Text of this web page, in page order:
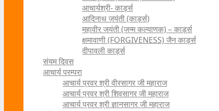
आचार्यश्री- कार्ड्स
आदिनाथ जयंती (कार्ड्स)
महावीर जयंती (जन्म कल्याणक) – कार्ड्स
क्षमावाणी (FORGIVENESS) जैन कार्ड्स
दीपावली कार्ड्स
संयम दिवस
आचार्य परम्परा
आचार्य प्रवर श्री वीरसागर जी महाराज
आचार्य प्रवर श्री शिवसागर जी महाराज
आचार्य प्रवर श्री ज्ञानसागर जी महाराज